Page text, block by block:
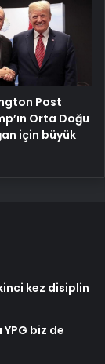
Post
Orta Doğu
için büyük
kez disiplin
biz de